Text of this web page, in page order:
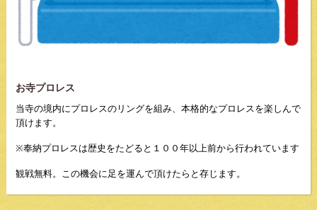
お寺プロレス
当寺の境内にプロレスのリングを組み、本格的なプロレスを楽しんで
頂けます。
※奉納プロレスは歴史をたどると１００年以上前から行われています
観戦無料。この機会に足を運んで頂けたらと存じます。